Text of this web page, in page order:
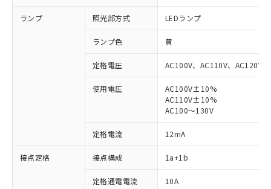
ランプ 照光部方式 LEDランプ
ランプ色 黄
定格電圧 AC100V、AC110V、AC120V
使用電圧
AC100V±10%
AC110V±10%
AC100～130V
定格電流 12mA
接点定格 接点構成 1a+1b
定格通電電流 10A